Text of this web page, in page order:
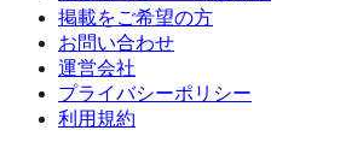
掲載をご希望の方
お問い合わせ
運営会社
プライバシーポリシー
利用規約